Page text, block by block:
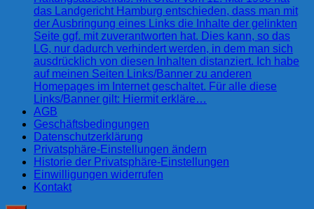
das Landgericht Hamburg entschieden, dass man mit
der Ausbringung eines Links die Inhalte der gelinkten
Seite ggf. mit zuverantworten hat. Dies kann, so das
LG, nur dadurch verhindert werden, in dem man sich
ausdrücklich von diesen Inhalten distanziert. Ich habe
auf meinen Seiten Links/Banner zu anderen
Homepages im Internet geschaltet. Für alle diese
Links/Banner gilt: Hiermit erkläre…
AGB
Geschäftsbedingungen
Datenschutzerklärung
Privatsphäre-Einstellungen ändern
Historie der Privatsphäre-Einstellungen
Einwilligungen widerrufen
Kontakt